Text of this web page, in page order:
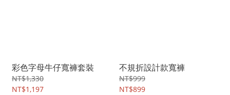
彩色字母牛仔寬褲套裝
NT$1,330
NT$1,197
不規折設計款寬褲
NT$999
NT$899